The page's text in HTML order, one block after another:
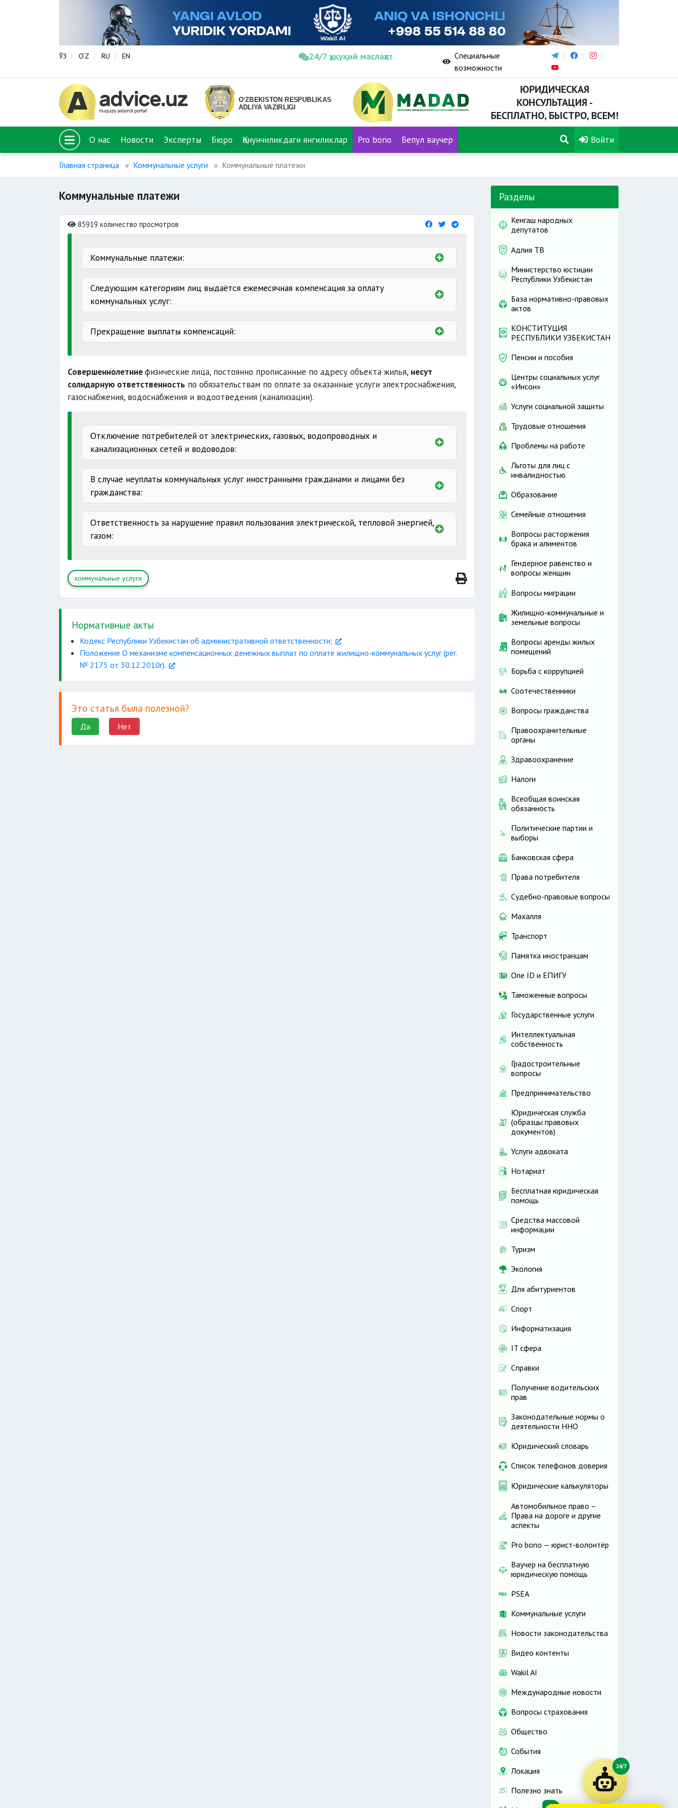
ЎЗ O‘Z RU EN 24/7 ҳуқуқий маслаҳат
Специальные
возможности
ЮРИДИЧЕСКАЯ
КОНСУЛЬТАЦИЯ -
БЕСПЛАТНО, БЫСТРО, ВСЕМ!
О нас Новости Эксперты Бюро Қонунчиликдаги янгиликлар Pro bono Бепул ваучер Войти
Главная страница Коммунальные услуги Коммунальные платежи
Коммунальные платежи
85919 количество просмотров
Коммунальные платежи:
Следующим категориям лиц выдаётся ежемесячная компенсация за оплату
коммунальных услуг:
награжденные орденами
бывшие
I группы
неработающим
работающим
Прекращение выплаты компенсаций:
окончания
неполучения
заявления
смерти
утраты
за пределы
Совершеннолетниефизические лица, постоянно прописанные по адресу объекта жилья, несут
солидарную ответственность по обязательствам по оплате за оказанные услуги электроснабжения,
газоснабжения, водоснабжения и водоотведения (канализации).
Отключение потребителей от электрических, газовых, водопроводных и
канализационных сетей и водоводов:
задолженности
для снятия показаний;
выявления фактов хищений
умышленной порчи
В случае неуплаты коммунальных услуг иностранными гражданами и лицами без
гражданства:
Ответственность за нарушение правил пользования электрической, тепловой энергией,
газом:
коммунальные услуги
Нормативные акты
Кодекс Республики Узбекистан об административной ответственности;
Положение О механизме компенсационных денежных выплат по оплате жилищно-коммунальных услуг (рег.
№ 2175 от 30.12.2010г).
Это статья была полезной?
Да Нет
Разделы
Кенгаш народных
депутатов
Адлия ТВ
Министерство юстиции
Республики Узбекистан
База нормативно-правовых
актов
КОНСТИТУЦИЯ
РЕСПУБЛИКИ УЗБЕКИСТАН
Пенсии и пособия
Центры социальных услуг
«Инсон»
Услуги социальной защиты
Трудовые отношения
Проблемы на работе
Льготы для лиц с
инвалидностью
Образование
Семейные отношения
Вопросы расторжения
брака и алиментов
Гендерное равенство и
вопросы женщин
Вопросы миграции
Жилищно-коммунальные и
земельные вопросы
Вопросы аренды жилых
помещений
Борьба с коррупцией
Соотечественники
Вопросы гражданства
Правоохранительные
органы
Здравоохранение
Налоги
Всеобщая воинская
обязанность
Политические партии и
выборы
Банковская сфера
Права потребителя
Судебно-правовые вопросы
Махалля
Транспорт
Памятка иностранцам
One ID и ЕПИГУ
Таможенные вопросы
Государственные услуги
Интеллектуальная
собственность
Градостроительные
вопросы
Предпринимательство
Юридическая служба
(образцы правовых
документов)
Услуги адвоката
Нотариат
Бесплатная юридическая
помощь
Средства массовой
информации
Туризм
Экология
Для абитуриентов
Спорт
Информатизация
IT сфера
Справки
Получение водительских
прав
Законодательные нормы о
деятельности ННО
Юридический словарь
Список телефонов доверия
Юридические калькуляторы
Автомобильное право –
Права на дороге и другие
аспекты
Pro bono — юрист-волонтёр
Ваучер на бесплатную
юридическую помощь
PSEA
Коммунальные услуги
Новости законодательства
Видео контенты
Wakil AI
Международные новости
Вопросы страхования
Общество
События
Локация
Полезно знать
24/7